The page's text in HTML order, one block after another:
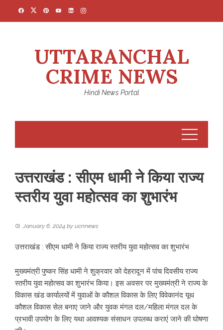
UTTARANCHAL
CRIME NEWS
Hindi News Portal
उत्तराखंड : सीएम धामी ने किया राज्य
स्तरीय युवा महोत्सव का शुभारंभ
January 6, 2024 by ucnnews
उत्तराखंड : सीएम धामी ने किया राज्य स्तरीय युवा महोत्सव का शुभारंभ
मुख्यमंत्री पुष्कर सिंह धामी ने शुक्रवार को देहरादून में पांच दिवसीय राज्य
स्तरीय युवा महोत्सव का शुभारंभ किया। इस अवसर पर मुख्यमंत्री ने राज्य के
विकास खंड कार्यालयों में युवाओं के कौशल विकास के लिए विवेकानंद यूथ
कौशल विकास सेल बनाए जाने और युवक मंगल दल/महिला मंगल दल के
प्रभावी उपयोग के लिए यथा आवश्यक संसाधन उपलब्ध कराएं जाने की घोषणा